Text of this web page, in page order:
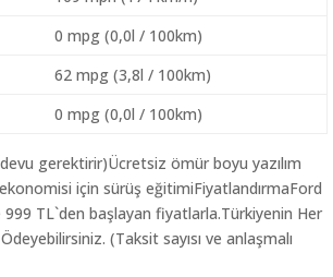
0 mpg (0,0l / 100km)
62 mpg (3,8l / 100km)
0 mpg (0,0l / 100km)
gerektirir)Ücretsiz ömür boyu yazılım
için sürüş eğitimiFiyatlandırmaFord
999 TL`den başlayan fiyatlarla.Türkiyenin Her
(Taksit sayısı ve anlaşmalı